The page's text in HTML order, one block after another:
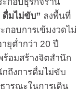
ดื่มไม่ขับ” ลงพื้นที่
กอบการเข้มงวดไม่
ยุต่ำกว่า 20 ปี
ร้อมสร้างจิตสำนึก
ถึงการดื่มไม่ขับ
ารณะในการเดิน